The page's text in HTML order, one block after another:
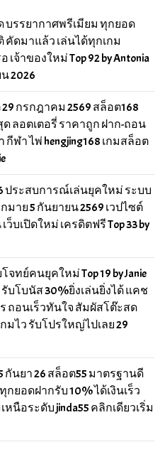
บรรยากาศพรีเมียม ทุกยอด
คัดมาแล้ว เล่นได้ทุกเกม
จ้าของใหม่ Top 92 by Antonia
2026
29 กรกฎาคม 2569 สล็อต168
ลอตเตอรี่ ราคาถูก ฝาก-ถอน
ฬา ไพ่ hengjing168 เกมสล็อต
ประสบการณ์เล่นยุคใหม่ ระบบ
าย 5 กันยายน 2569 เวปไซต์
บเปิดใหม่ เครดิตฟรี Top 33 by
ทย์คนยุคใหม่ Top 19 by Janie
รับโบนัส 30%ยิ่งเล่นยิ่งได้ แคช
ถอนเร็วทันใจ สัมผัสโต๊ะสด
มไว รับโปรใหญ่ไปเลย 29
กันยา 26 สล็อต55 มาตรฐานดี
ยอดฝากรับ 10% ได้เงินเร็ว
นือระดับ jinda55 คลิกเดียวเริ่ม